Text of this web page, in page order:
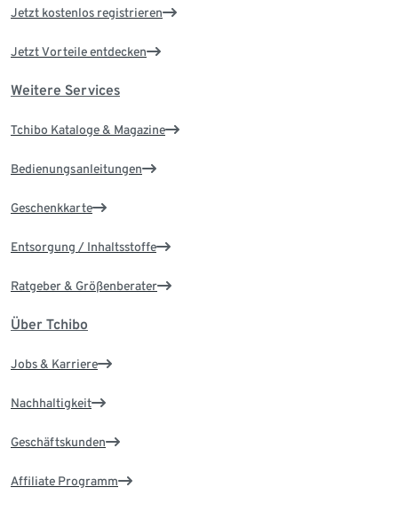
Jetzt kostenlos registrieren
Jetzt Vorteile entdecken
Weitere Services
Tchibo Kataloge & Magazine
Bedienungsanleitungen
Geschenkkarte
Entsorgung / Inhaltsstoffe
Ratgeber & Größenberater
Über Tchibo
Jobs & Karriere
Nachhaltigkeit
Geschäftskunden
Affiliate Programm